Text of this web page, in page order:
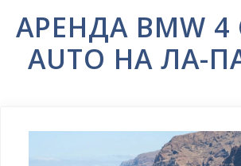
АРЕНДА BMW 4
AUTO НА ЛА-